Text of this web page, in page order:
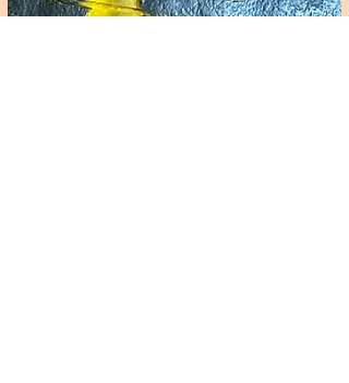
んで購入🍗 焼きそばはスタッフのちかこ